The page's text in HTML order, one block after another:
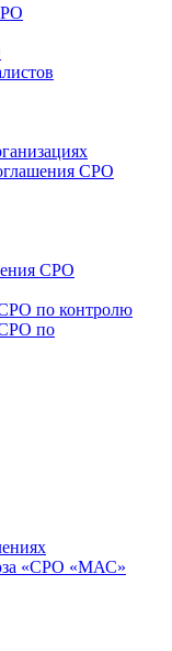
СРО
СРО
по контролю
по
«СРО «МАС»